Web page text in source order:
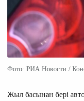
Фото: РИА Новости /
Жыл басынан бері